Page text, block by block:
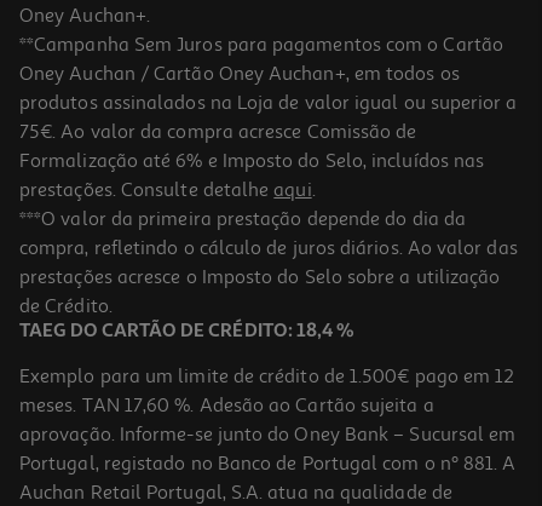
Instalação Placa A Gás + Forno A Gás
114.99 €/un
114,99 €
Oney Auchan+.
**Campanha Sem Juros para pagamentos com o Cartão
Oney Auchan / Cartão Oney Auchan+, em todos os
produtos assinalados na Loja de valor igual ou superior a
75€. Ao valor da compra acresce Comissão de
Formalização até 6% e Imposto do Selo, incluídos nas
prestações. Consulte detalhe aqui.
***O valor da primeira prestação depende do dia da
compra, refletindo o cálculo de juros diários. Ao valor das
prestações acresce o Imposto do Selo sobre a utilização
de Crédito.
TAEG DO CARTÃO DE CRÉDITO: 18,4 %
Exemplo para um limite de crédito de 1.500€ pago em 12
meses. TAN 17,60 %. Adesão ao Cartão sujeita a
aprovação. Informe-se junto do Oney Bank – Sucursal em
Portugal, registado no Banco de Portugal com o nº 881. A
Auchan Retail Portugal, S.A. atua na qualidade de